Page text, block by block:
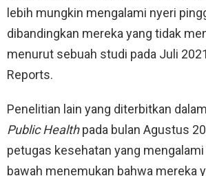
lebih mungkin mengalami nyeri
dibandingkan mereka yang tidak
menurut sebuah studi pada Juli
Reports.
Penelitian lain yang diterbitkan dalam
Public Healthpada bulan Agustus
petugas kesehatan yang
bawah menemukan bahwa mereka